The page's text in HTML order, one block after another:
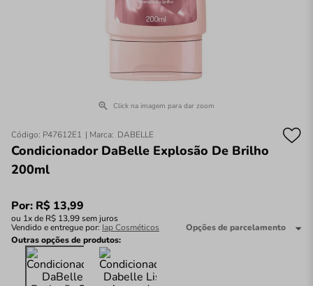
Click na imagem para dar zoom
Código: P47612E1 DABELLE
Condicionador DaBelle Explosão De Brilho
200ml
Por: R$ 13,99
ou 1x de R$ 13,99sem juros
Vendido e entregue por: Iap Cosméticos
Opções de parcelamento
Outras opções de produtos: